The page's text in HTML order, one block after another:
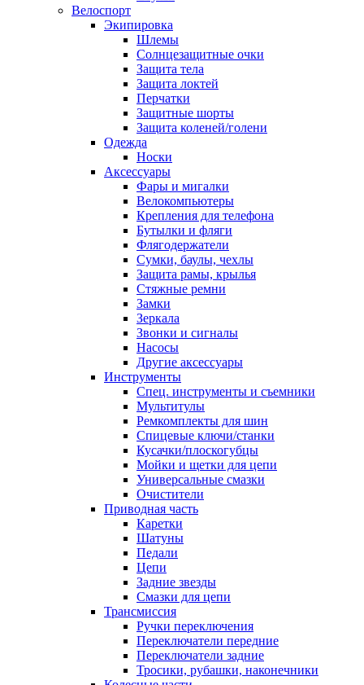
Велоспорт
Экипировка
Шлемы
Солнцезащитные очки
Защита тела
Защита локтей
Перчатки
Защитные шорты
Защита коленей/голени
Одежда
Носки
Аксессуары
Фары и мигалки
Велокомпьютеры
Крепления для телефона
Бутылки и фляги
Флягодержатели
Сумки, баулы, чехлы
Защита рамы, крылья
Стяжные ремни
Замки
Зеркала
Звонки и сигналы
Насосы
Другие аксессуары
Инструменты
Спец. инструменты и съемники
Мультитулы
Ремкомплекты для шин
Спицевые ключи/станки
Кусачки/плоскогубцы
Мойки и щетки для цепи
Универсальные смазки
Очистители
Приводная часть
Каретки
Шатуны
Педали
Цепи
Задние звезды
Смазки для цепи
Трансмиссия
Ручки переключения
Переключатели передние
Переключатели задние
Тросики, рубашки, наконечники